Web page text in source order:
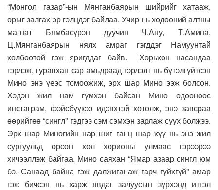
“Монгол газар”-ын Мянганбаярын шийрийг хатааж,
орыг залгах эр гэлцдэг байлаа. Учир нь хөдөөний алтны
магнат Бямбасүрэн дуучин Ч.Ану, Т.Амина,
Ц.Мянганбаярын нялх амраг гэгддэг Намуунтай
холбоотой гэж яригддаг байв. Хорьхон насандаа
гэрлэж, гуравхан сар амьдраад гэрлэлт нь бүтэлгүйтсэн
Мино энэ үеэс томоожиж, эрх шар Мино ээж болсон.
Хэдэн жил нам гүмхэн байсан Мино одооноос
инстаграм, фэйсбүүкээ идэвхтэй хөтөлж, энэ завсраа
өөрийгөө “сингл” гэдгээ сэм сэмхэн зарлаж суух болжээ.
Эрх шар Миногийн нар шиг ганц шар хүү нь энэ жил
сургуульд орсон хөл хорионы улмаас гэрээрээ
хичээллэж байгаа. Мино саяхан “Ямар азаар сингл юм
бэ. Санаад байна гэж далжиганаж гарч гүйхгүй” амар
гэж бичсэн нь харж явдаг залуусын зүрхэнд итгэл